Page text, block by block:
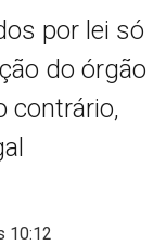
por lei só
do órgão
contrário,
10:12